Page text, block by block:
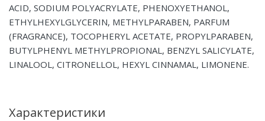
ACID, SODIUM POLYACRYLATE, PHENOXYETHANOL,
ETHYLHEXYLGLYCERIN, METHYLPARABEN, PARFUM
(FRAGRANCE), TOCOPHERYL ACETATE, PROPYLPARABEN,
BUTYLPHENYL METHYLPROPIONAL, BENZYL SALICYLATE,
LINALOOL, CITRONELLOL, HEXYL CINNAMAL, LIMONENE.
Характеристики